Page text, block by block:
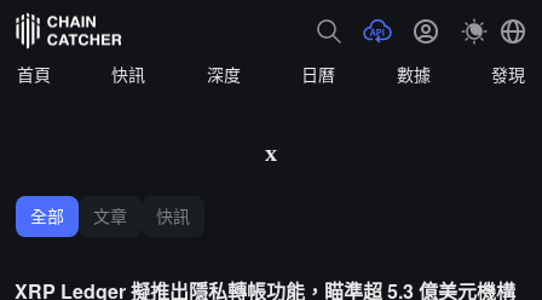
首頁 快訊 深度 日曆 數據 發現
x
全部 文章 快訊
XRP Ledger 擬推出隱私轉帳功能，瞄準超 5.3 億美元機構